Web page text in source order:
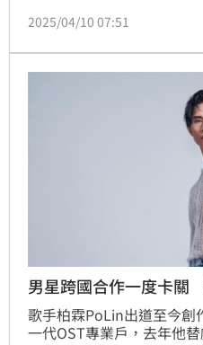
30歲轉身之作，他表示：
2025/04/10 07:51
男星跨國合作一度卡
歌手柏霖PoLin出道至今創
一代OST專業戶，去年他